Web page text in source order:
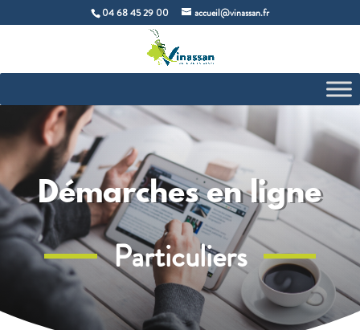
04 68 45 29 00 accueil@vinassan.fr
Démarches en ligne
Particuliers